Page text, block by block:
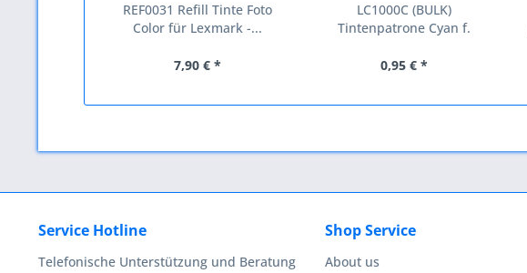
REF0031 Refill Tinte Foto
Color für Lexmark -...
7,90 € *
LC1000C (BULK)
Tintenpatrone Cyan f.
0,95 € *
Service Hotline
Telefonische Unterstützung und Beratung
Shop Service
About us